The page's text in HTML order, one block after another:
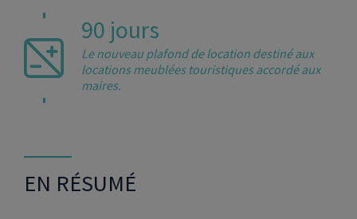
90 jours
Le nouveau plafond de location destiné aux
locations meublées touristiques accordé aux
maires.
EN RÉSUMÉ